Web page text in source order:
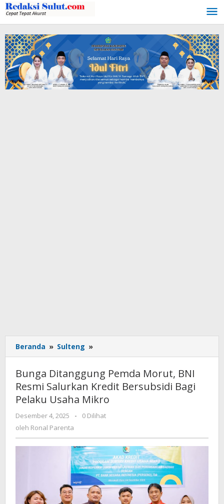
Lewati
ke
konten
Beranda » Sulteng »
Ditanggung
Morut,
BNI
Resmi
Kredit
Bagi
Pelaku
Usaha
Mikro
Bunga Ditanggung Pemda Morut, BNI
Resmi Salurkan Kredit Bersubsidi Bagi
Pelaku Usaha Mikro
Desember 4, 2025
oleh
-
0 Dilihat
oleh Ronal Parenta